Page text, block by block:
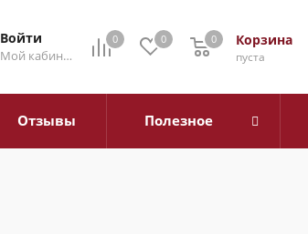
0 0 Корзина
0
пуста
0
Войти
Мой кабинет
Отзывы Полезное